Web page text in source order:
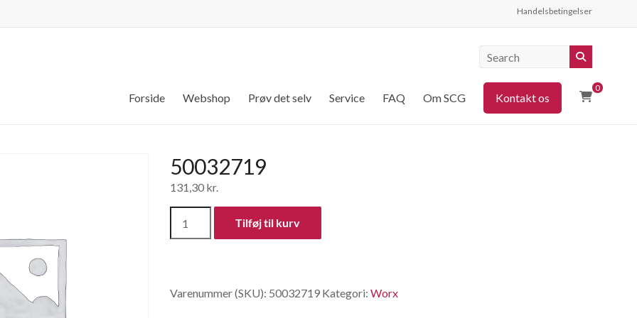
Handelsbetingelser
0
Forside Webshop Prøv det selv Service FAQ Om SCG Kontakt os
50032719
131,30 kr.
Tilføj til kurv
Varenummer (SKU): 50032719 Kategori: Worx